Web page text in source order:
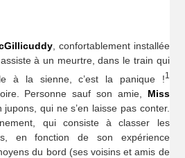
, confortablement installée
à un meurtre, dans le train qui
à la sienne, c’est la panique !1
Personne sauf son amie, Miss
jupons, qui ne s’en laisse pas conter.
qui consiste à classer les
en fonction de son expérience
du bord (ses voisins et amis de